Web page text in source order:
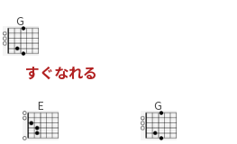
G
すぐなれる
E G